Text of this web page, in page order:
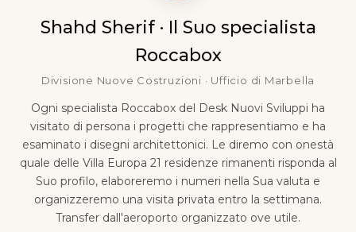
Shahd Sherif · Il Suo specialista
Roccabox
Divisione Nuove Costruzioni · Ufficio di Marbella
Ogni specialista Roccabox del Desk Nuovi Sviluppi ha
visitato di persona i progetti che rappresentiamo e ha
esaminato i disegni architettonici. Le diremo con onestà
quale delle Villa Europa 21 residenze rimanenti risponda al
Suo profilo, elaboreremo i numeri nella Sua valuta e
organizzeremo una visita privata entro la settimana.
Transfer dall'aeroporto organizzato ove utile.